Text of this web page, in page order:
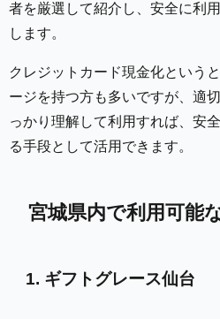
者を厳選して紹介し、安全に利
します。
クレジットカード現金化という
ージを持つ方も多いですが、適
っかり理解して利用すれば、安
る手段として活用できます。
宮城県内で利用可能
1. ギフトグレース仙台